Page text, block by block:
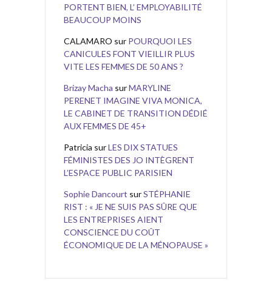
PORTENT BIEN, L’ EMPLOYABILITÉ
BEAUCOUP MOINS
CALAMARO sur POURQUOI LES
CANICULES FONT VIEILLIR PLUS
VITE LES FEMMES DE 50 ANS ?
Brizay Macha surMARYLINE
PERENET IMAGINE VIVA MONICA,
LE CABINET DE TRANSITION DÉDIÉ
AUX FEMMES DE 45+
Patricia surLES DIX STATUES
FÉMINISTES DES JO INTÈGRENT
L’ESPACE PUBLIC PARISIEN
Sophie Dancourt surSTÉPHANIE
RIST : « JE NE SUIS PAS SÛRE QUE
LES ENTREPRISES AIENT
CONSCIENCE DU COÛT
ÉCONOMIQUE DE LA MÉNOPAUSE »